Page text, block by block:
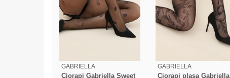
GABRIELLA
Ciorapi Gabriella Sweet
GABRIELLA
Ciorapi plasa Gabriella